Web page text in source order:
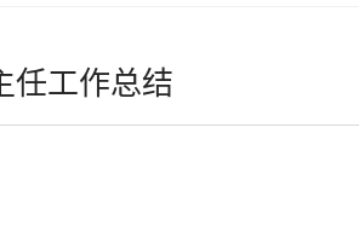
工作总结